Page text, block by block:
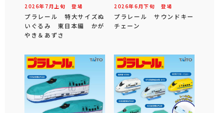
2026年 7 月 上旬 登場
プラレール 特大サイズぬ
いぐるみ 東日本編 かが
やき＆あずさ
2026年6 月下旬 登場
プラレール サウンドキー
チェーン